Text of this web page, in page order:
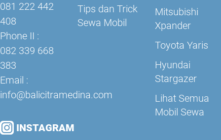
081 222 442
408
Phone II :
082 339 668
383
Email :
info@balicitramedina.com
INSTAGRAM
Tips dan Trick
Sewa Mobil
Mitsubishi
Xpander
Toyota Yaris
Hyundai
Stargazer
Lihat Semua
Mobil Sewa